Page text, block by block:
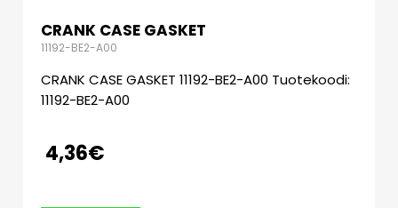
CRANK CASE GASKET
11192-BE2-A00
CRANK CASE GASKET 11192-BE2-A00 Tuotekoodi:
11192-BE2-A00
4,36€